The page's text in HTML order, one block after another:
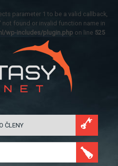
parameter 1 to be a valid callback,
found or invalid function name in
wp-includes/plugin.php on line 525
ČLENY